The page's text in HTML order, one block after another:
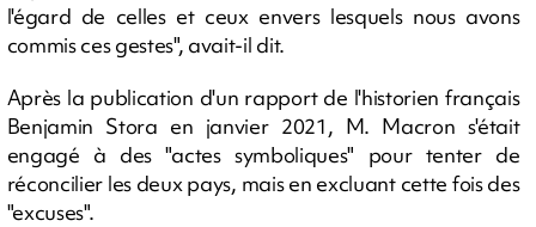
l'égard de celles et ceux envers lesquels nous avons
commis ces gestes", avait-il dit.
Après la publication d'un rapport de l'historien français
Benjamin Stora en janvier 2021, M. Macron s'était
engagé à des "actes symboliques" pour tenter de
réconcilier les deux pays, mais en excluant cette fois des
"excuses".